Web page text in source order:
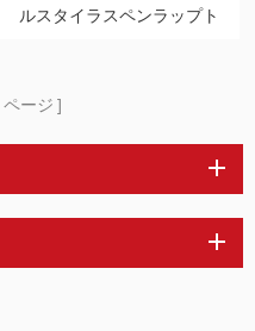
ルスタイラスペンラップト
ページ